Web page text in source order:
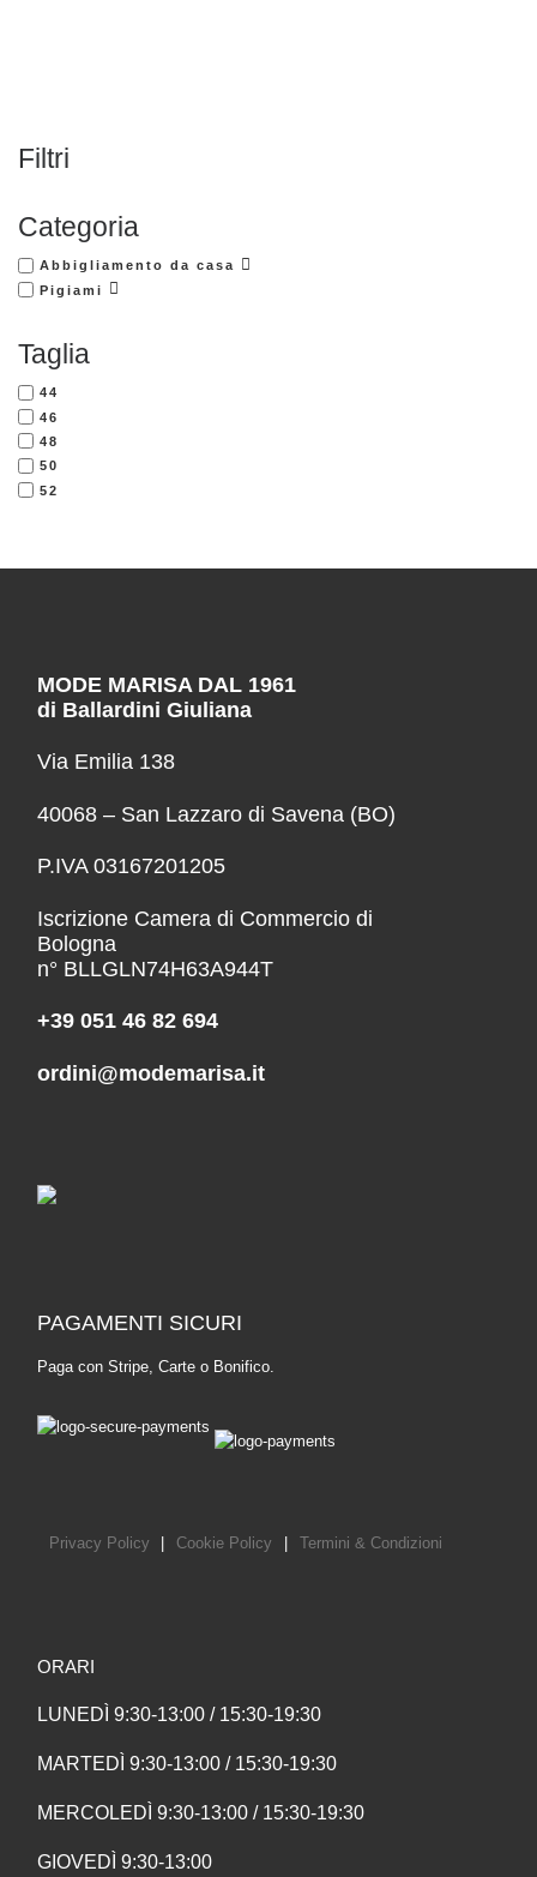
Filtri
Categoria
Abbigliamento da casa
Pigiami
Taglia
44
46
48
50
52
MODE MARISA DAL 1961
di Ballardini Giuliana
Via Emilia 138
40068 – San Lazzaro di Savena (BO)
P.IVA 03167201205
Iscrizione Camera di Commercio di
Bologna
n° BLLGLN74H63A944T
+39 051 46 82 694
ordini@modemarisa.it
PAGAMENTI SICURI
Paga con Stripe, Carte o Bonifico.
Privacy Policy Cookie Policy Termini & Condizioni
ORARI
LUNEDÌ 9:30-13:00 / 15:30-19:30
MARTEDÌ 9:30-13:00 / 15:30-19:30
MERCOLEDÌ 9:30-13:00 / 15:30-19:30
GIOVEDÌ 9:30-13:00